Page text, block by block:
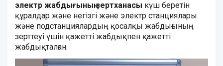
электр жабдығының зертханасы күш беретiн
құралдар және негiзгi және электр станциялары
және подстанциялардың қосалқы жабдығының
зерттеуi үшiн қажеттi жабдықпен қажеттi
жабдықталған.